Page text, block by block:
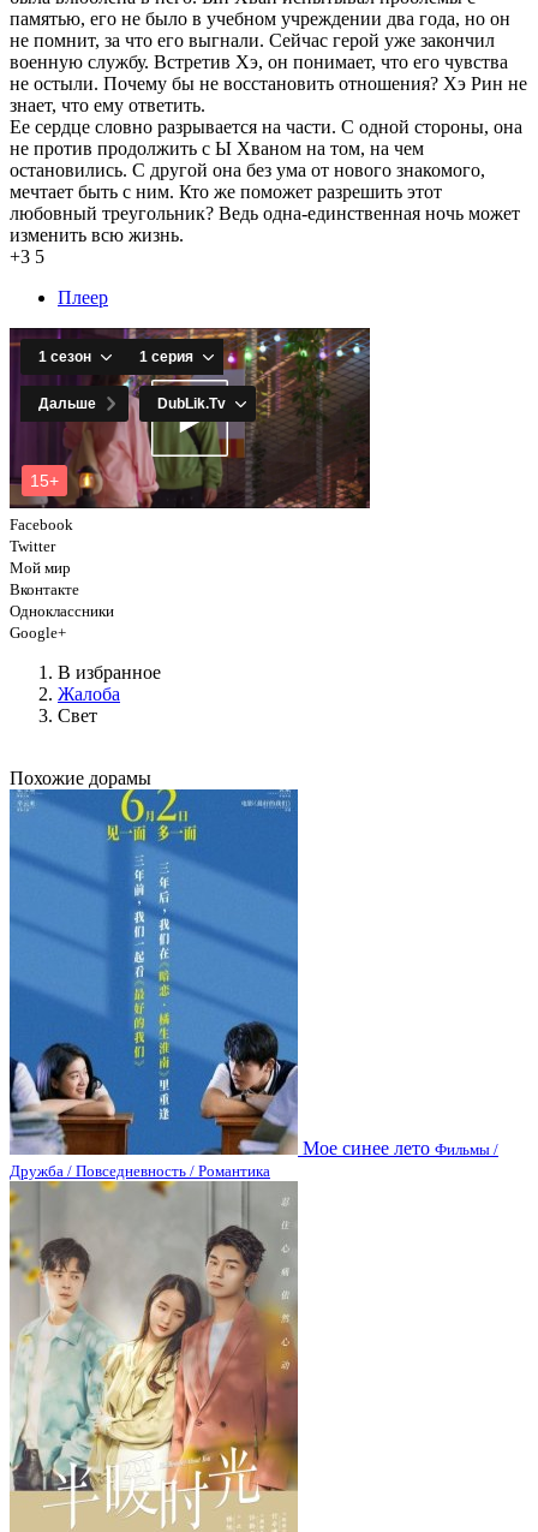
памятью, его не было в учебном учреждении два года, но он
не помнит, за что его выгнали. Сейчас герой уже закончил
военную службу. Встретив Хэ, он понимает, что его чувства
не остыли. Почему бы не восстановить отношения? Хэ Рин не
знает, что ему ответить.
Ее сердце словно разрывается на части. С одной стороны, она
не против продолжить с Ы Хваном на том, на чем
остановились. С другой она без ума от нового знакомого,
мечтает быть с ним. Кто же поможет разрешить этот
любовный треугольник? Ведь одна-единственная ночь может
изменить всю жизнь.
+3 5
Плеер
Facebook
Twitter
Мой мир
Вконтакте
Одноклассники
Google+
В избранное
Жалоба
Свет
Похожие дорамы
Мое синее лето Фильмы /
Дружба / Повседневность / Романтика